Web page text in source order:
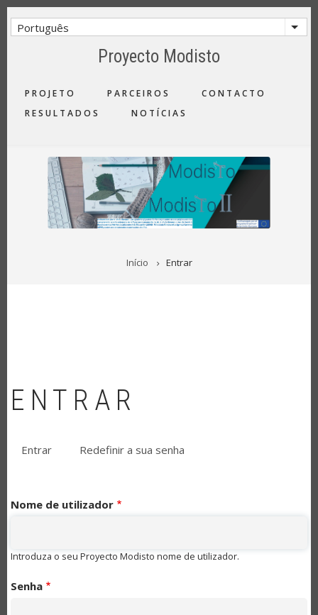
Passar
paraPortuguês
Proyecto Modisto
NAVIGATION
PROJETO PARCEIROS
CONTACTO
RESULTADOS
NOTÍCIAS
NAVEGAÇÃO
Início Entrar
ENTRAR
Entrar (separador
Redefinir a sua senha
Nome de utilizador
Introduza o seu Proyecto Modisto nome de utilizador.
Senha